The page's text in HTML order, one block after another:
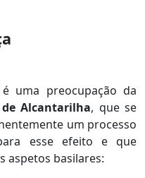
uma preocupação da
Alcantarilha, que se
um processo
esse efeito e que
aspetos basilares: